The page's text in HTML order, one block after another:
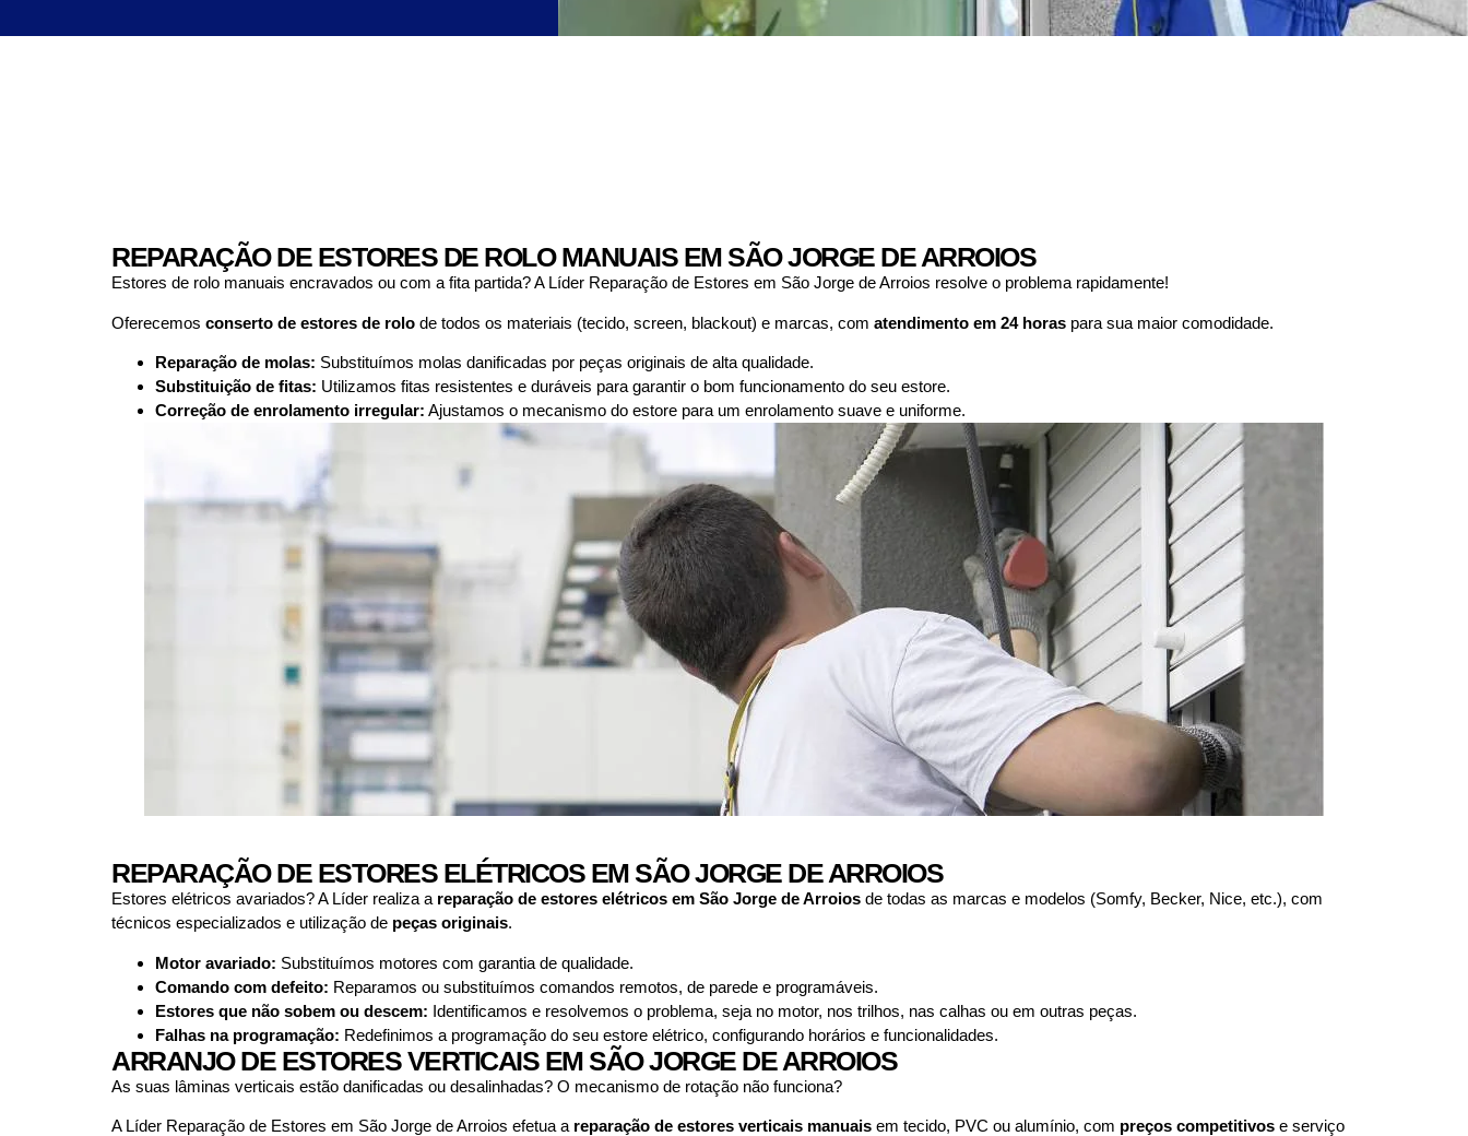
REPARAÇÃO DE ESTORES DE ROLO MANUAIS EM SÃO JORGE DE ARROIOS
Estores de rolo manuais encravados ou com a fita partida? A Líder Reparação de Estores em São Jorge de Arroios resolve o problema rapidamente!
Oferecemos conserto de estores de rolo de todos os materiais (tecido, screen, blackout) e marcas, com atendimento em 24 horas para sua maior comodidade.
Reparação de molas: Substituímos molas danificadas por peças originais de alta qualidade.
Substituição de fitas: Utilizamos fitas resistentes e duráveis para garantir o bom funcionamento do seu estore.
Correção de enrolamento irregular: Ajustamos o mecanismo do estore para um enrolamento suave e uniforme.
REPARAÇÃO DE ESTORES ELÉTRICOS EM SÃO JORGE DE ARROIOS
Estores elétricos avariados? A Líder realiza a reparação de estores elétricos em São Jorge de Arroios de todas as marcas e modelos (Somfy, Becker, Nice, etc.), com
técnicos especializados e utilização de peças originais.
Motor avariado: Substituímos motores com garantia de qualidade.
Comando com defeito: Reparamos ou substituímos comandos remotos, de parede e programáveis.
Estores que não sobem ou descem: Identificamos e resolvemos o problema, seja no motor, nos trilhos, nas calhas ou em outras peças.
Falhas na programação: Redefinimos a programação do seu estore elétrico, configurando horários e funcionalidades.
ARRANJO DE ESTORES VERTICAIS EM SÃO JORGE DE ARROIOS
As suas lâminas verticais estão danificadas ou desalinhadas? O mecanismo de rotação não funciona?
A Líder Reparação de Estores em São Jorge de Arroios efetua a reparação de estores verticais manuais em tecido, PVC ou alumínio, com preços competitivos e serviço